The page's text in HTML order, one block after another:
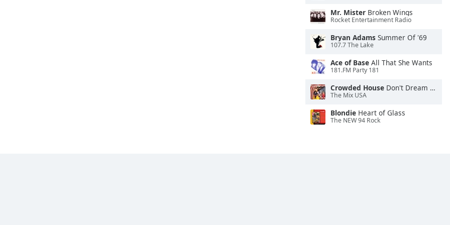
Mr. Mister Broken Wings
Rocket Entertainment Radio
Bryan Adams Summer Of '69
107.7 The Lake
Ace of Base All That She Wants
181.FM Party 181
Crowded House Don't Dream It's Over
The Mix USA
Blondie Heart of Glass
The NEW 94 Rock